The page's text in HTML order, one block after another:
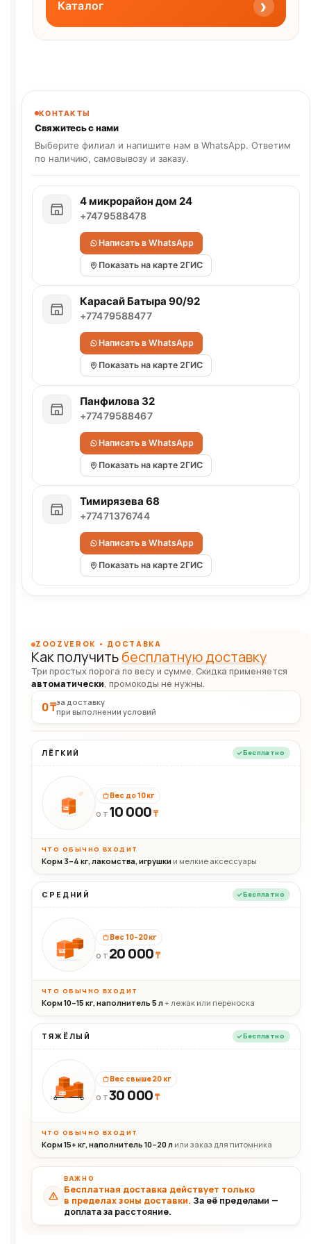
Каталог ›
КОНТАКТЫ
Свяжитесь с нами
Выберите филиал и напишите нам в WhatsApp. Ответим
по наличию, самовывозу и заказу.
4 микрорайон дом 24
+7479588478
Написать в WhatsApp
Показать на карте 2ГИС
Карасай Батыра 90/92
+77479588477
Написать в WhatsApp
Показать на карте 2ГИС
Панфилова 32
+77479588467
Написать в WhatsApp
Показать на карте 2ГИС
Тимирязева 68
+77471376744
Написать в WhatsApp
Показать на карте 2ГИС
ZOOZVEROK • ДОСТАВКА
Как получитьбесплатную доставку
Три простых порога по весу и сумме. Скидка применяется
автоматически, промокоды не нужны.
0 ₸за доставку
при выполнении условий
ЛЁГКИЙ Бесплатно
10кг
Вес до 10 кг
ОТ 10 000₸
ЧТО ОБЫЧНО ВХОДИТ
Корм 3–4 кг, лакомства, игрушки и мелкие аксессуары
СРЕДНИЙ Бесплатно
20кг
Вес 10–20 кг
ОТ 20 000₸
ЧТО ОБЫЧНО ВХОДИТ
Корм 10–15 кг, наполнитель 5 л+ лежак или переноска
ТЯЖЁЛЫЙ Бесплатно
30+кг
Вес свыше 20 кг
ОТ30 000₸
ЧТО ОБЫЧНО ВХОДИТ
Корм 15+ кг, наполнитель 10–20 л или заказ для питомника
ВАЖНО
Бесплатная доставка действует только
в пределах зоны доставки. За её пределами —
доплата за расстояние.